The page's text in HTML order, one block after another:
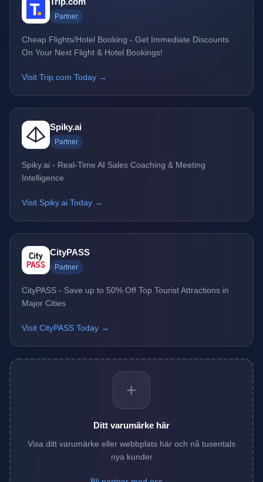
Partner
Cheap Flights/Hotel Booking - Get Immediate Discounts
On Your Next Flight & Hotel Bookings!
Visit Trip.com Today →
Spiky.ai
Partner
Spiky.ai - Real-Time AI Sales Coaching & Meeting
Intelligence
Visit Spiky.ai Today →
CityPASS
Partner
CityPASS - Save up to 50% Off Top Tourist Attractions in
Major Cities
Visit CityPASS Today →
+
Ditt varumärke här
Visa ditt varumärke eller webbplats här och nå tusentals
nya kunder